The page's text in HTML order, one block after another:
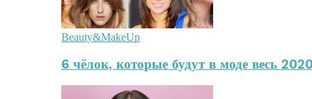
Beauty&MakeUp
6 чёлок, которые будут в моде весь